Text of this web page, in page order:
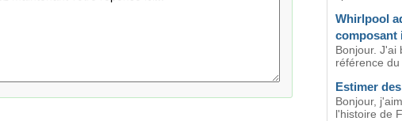
Whirlpool
composant
Bonjour. J'ai
référence du
Estimer
Bonjour,
l'histoire de